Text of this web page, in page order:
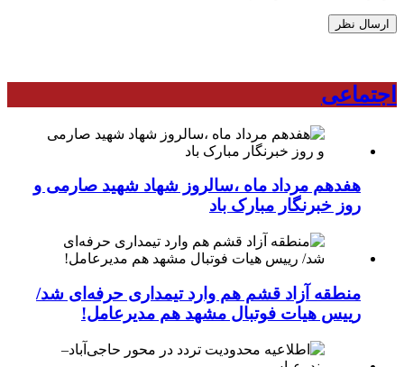
اجتماعی
هفدهم مرداد ماه ،سالروز شهاد شهید صارمی و
روز خبرنگار مبارک باد
منطقه آزاد قشم هم وارد تیمداری حرفه‌ای شد/
رییس هیات فوتبال مشهد هم مدیرعامل!